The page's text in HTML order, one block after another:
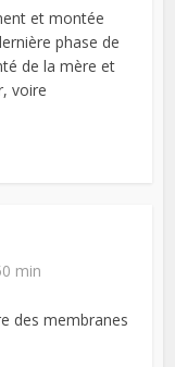
et montée
phase de
de la mère et
voire
min
des membranes